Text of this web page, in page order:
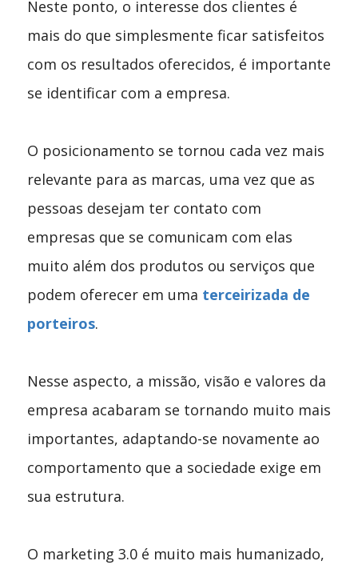
Neste ponto, o interesse dos clientes é
mais do que simplesmente ficar satisfeitos
com os resultados oferecidos, é importante
se identificar com a empresa.
O posicionamento se tornou cada vez mais
relevante para as marcas, uma vez que as
pessoas desejam ter contato com
empresas que se comunicam com elas
muito além dos produtos ou serviços que
podem oferecer em uma terceirizada de
porteiros.
Nesse aspecto, a missão, visão e valores da
empresa acabaram se tornando muito mais
importantes, adaptando-se novamente ao
comportamento que a sociedade exige em
sua estrutura.
O marketing 3.0 é muito mais humanizado,